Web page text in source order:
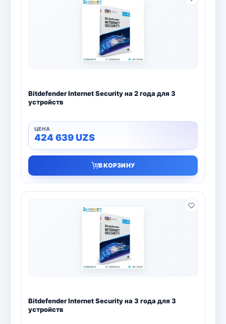
Bitdefender Internet Security на 2 года для 3
устройств
424 639UZS
В КОРЗИНУ
Bitdefender Internet Security на 3 года для 3
устройств